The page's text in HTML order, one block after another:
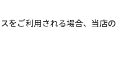
をご利用される場合、当